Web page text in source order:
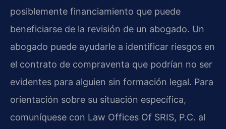
posiblemente financiamiento que puede
beneficiarse de la revisión de un abogado. Un
abogado puede ayudarle a identificar riesgos en
el contrato de compraventa que podrían no ser
evidentes para alguien sin formación legal. Para
orientación sobre su situación específica,
comuníquese con Law Offices Of SRIS, P.C. al